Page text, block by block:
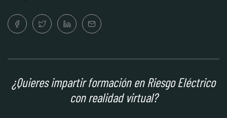
¿Quieres impartir formación en Riesgo Eléctrico
con realidad virtual?